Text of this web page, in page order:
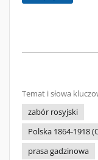
Temat i słowa
zabór rosyjski
Polska 1864-1918
prasa gadzinowa